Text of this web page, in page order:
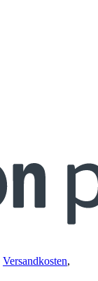
Versandkosten,